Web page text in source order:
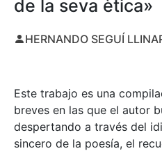
de la seva ètica»
HERNANDO SEGUÍ
Este trabajo es una
breves en las que el autor
despertando a través del
sincero de la poesía, el